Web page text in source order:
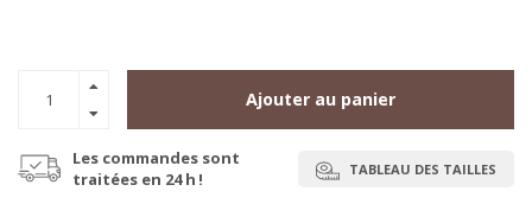
Ajouter au panier
Les commandes sont
traitées en 24 h !
TABLEAU DES TAILLES